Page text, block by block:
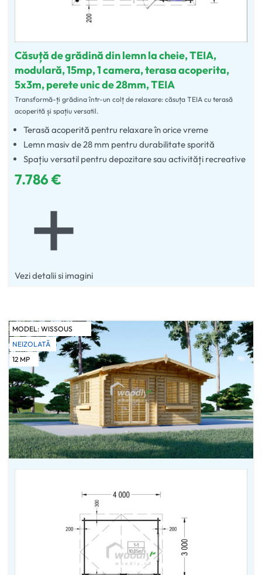
Căsuță de grădină din lemn la cheie, TEIA,
modulară, 15mp, 1 camera, terasa acoperita,
5x3m, perete unic de 28mm, TEIA
Transformă-ți grădina într-un colț de relaxare: căsuța TEIA cu terasă
acoperită și spațiu versatil.
Terasă acoperită pentru relaxare în orice vreme
Lemn masiv de 28 mm pentru durabilitate sporită
Spațiu versatil pentru depozitare sau activități recreative
7.786€
Vezi detalii si imagini
NEIZOLATĂ
MODEL: WISSOUS
12 MP